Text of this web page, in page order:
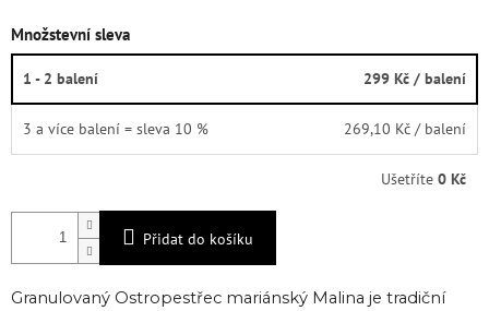
Množstevní sleva
1 - 2 balení 299 Kč / balení
3 a více balení = sleva 10 % 269,10 Kč / balení
Ušetříte 0 Kč
Přidat do košíku
Granulovaný Ostropestřec mariánský Malina je tradiční